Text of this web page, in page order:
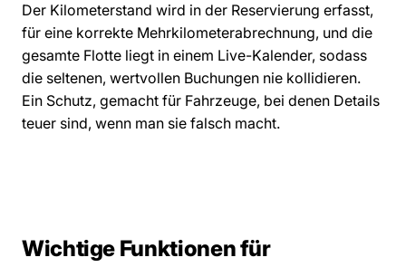
Der Kilometerstand wird in der Reservierung erfasst,
für eine korrekte Mehrkilometerabrechnung, und die
gesamte Flotte liegt in einem Live-Kalender, sodass
die seltenen, wertvollen Buchungen nie kollidieren.
Ein Schutz, gemacht für Fahrzeuge, bei denen Details
teuer sind, wenn man sie falsch macht.
Wichtige Funktionen für